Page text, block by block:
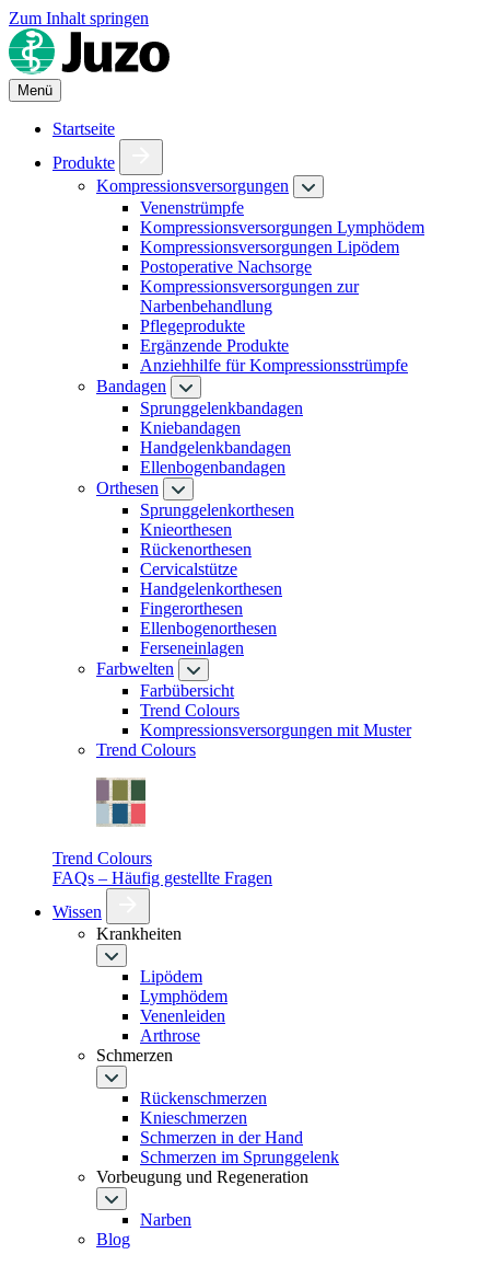
Zum Inhalt springen
Menü
Startseite
Produkte
Kompressionsversorgungen
Venenstrümpfe
Kompressionsversorgungen Lymphödem
Kompressionsversorgungen Lipödem
Postoperative Nachsorge
Kompressionsversorgungen zur
Narbenbehandlung
Pflegeprodukte
Ergänzende Produkte
Anziehhilfe für Kompressionsstrümpfe
Bandagen
Sprunggelenkbandagen
Kniebandagen
Handgelenkbandagen
Ellenbogenbandagen
Orthesen
Sprunggelenkorthesen
Knieorthesen
Rückenorthesen
Cervicalstütze
Handgelenkorthesen
Fingerorthesen
Ellenbogenorthesen
Ferseneinlagen
Farbwelten
Farbübersicht
Trend Colours
Kompressionsversorgungen mit Muster
Trend Colours
Trend Colours
FAQs – Häufig gestellte Fragen
Wissen
Krankheiten
Lipödem
Lymphödem
Venenleiden
Arthrose
Schmerzen
Rückenschmerzen
Knieschmerzen
Schmerzen in der Hand
Schmerzen im Sprunggelenk
Vorbeugung und Regeneration
Narben
Blog